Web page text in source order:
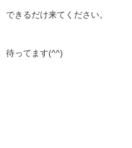
できるだけ来てください。
待ってます(^^)